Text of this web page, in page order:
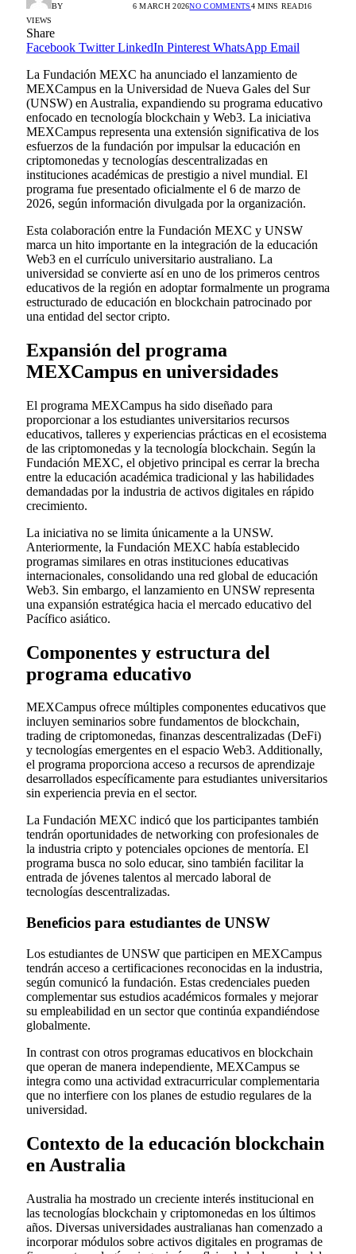
BY 6 MARCH 2026NO COMMENTS4 MINS READ16
VIEWS
Share
Facebook Twitter LinkedIn Pinterest WhatsApp Email
La Fundación MEXC ha anunciado el lanzamiento de
MEXCampus en la Universidad de Nueva Gales del Sur
(UNSW) en Australia, expandiendo su programa educativo
enfocado en tecnología blockchain y Web3. La iniciativa
MEXCampus representa una extensión significativa de los
esfuerzos de la fundación por impulsar la educación en
criptomonedas y tecnologías descentralizadas en
instituciones académicas de prestigio a nivel mundial. El
programa fue presentado oficialmente el 6 de marzo de
2026, según información divulgada por la organización.
Esta colaboración entre la Fundación MEXC y UNSW
marca un hito importante en la integración de la educación
Web3 en el currículo universitario australiano. La
universidad se convierte así en uno de los primeros centros
educativos de la región en adoptar formalmente un programa
estructurado de educación en blockchain patrocinado por
una entidad del sector cripto.
Expansión del programa
MEXCampus en universidades
El programa MEXCampus ha sido diseñado para
proporcionar a los estudiantes universitarios recursos
educativos, talleres y experiencias prácticas en el ecosistema
de las criptomonedas y la tecnología blockchain. Según la
Fundación MEXC, el objetivo principal es cerrar la brecha
entre la educación académica tradicional y las habilidades
demandadas por la industria de activos digitales en rápido
crecimiento.
La iniciativa no se limita únicamente a la UNSW.
Anteriormente, la Fundación MEXC había establecido
programas similares en otras instituciones educativas
internacionales, consolidando una red global de educación
Web3. Sin embargo, el lanzamiento en UNSW representa
una expansión estratégica hacia el mercado educativo del
Pacífico asiático.
Componentes y estructura del
programa educativo
MEXCampus ofrece múltiples componentes educativos que
incluyen seminarios sobre fundamentos de blockchain,
trading de criptomonedas, finanzas descentralizadas (DeFi)
y tecnologías emergentes en el espacio Web3. Additionally,
el programa proporciona acceso a recursos de aprendizaje
desarrollados específicamente para estudiantes universitarios
sin experiencia previa en el sector.
La Fundación MEXC indicó que los participantes también
tendrán oportunidades de networking con profesionales de
la industria cripto y potenciales opciones de mentoría. El
programa busca no solo educar, sino también facilitar la
entrada de jóvenes talentos al mercado laboral de
tecnologías descentralizadas.
Beneficios para estudiantes de UNSW
Los estudiantes de UNSW que participen en MEXCampus
tendrán acceso a certificaciones reconocidas en la industria,
según comunicó la fundación. Estas credenciales pueden
complementar sus estudios académicos formales y mejorar
su empleabilidad en un sector que continúa expandiéndose
globalmente.
In contrast con otros programas educativos en blockchain
que operan de manera independiente, MEXCampus se
integra como una actividad extracurricular complementaria
que no interfiere con los planes de estudio regulares de la
universidad.
Contexto de la educación blockchain
en Australia
Australia ha mostrado un creciente interés institucional en
las tecnologías blockchain y criptomonedas en los últimos
años. Diversas universidades australianas han comenzado a
incorporar módulos sobre activos digitales en programas de